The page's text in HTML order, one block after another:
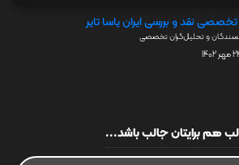
تخصصی نقد و بررسی ایران یاسا تایر
و تحلیل‌گران تخصصی
1402
هم برایتان جالب باشد...